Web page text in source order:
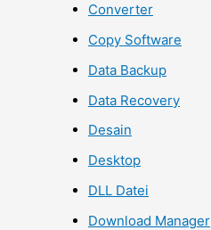
Converter
Copy Software
Data Backup
Data Recovery
Desain
Desktop
DLL Datei
Download Manager